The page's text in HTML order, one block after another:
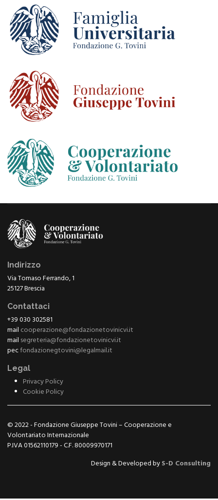
Indirizzo
Via Tomaso Ferrando, 1
25127 Brescia
Contattaci
+39 030 302581
mail cooperazione@fondazionetovinicvi.it
mail segreteria@fondazionetovinicvi.it
pecfondazionegtovini@legalmail.it
Legal
Privacy Policy
Cookie Policy
© 2022 - Fondazione Giuseppe Tovini – Cooperazione e
Volontariato Internazionale
P.IVA 01562110179 - C.F. 80009970171
Design & Developed byS-D Consulting